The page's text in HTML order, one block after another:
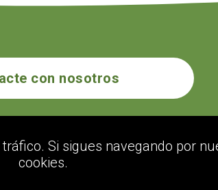
con nosotros
ecogolik.com
Si sigues navegando por
cookies.